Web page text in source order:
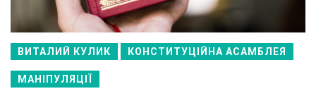
ВИТАЛИЙ КУЛИК КОНСТИТУЦІЙНА АСАМБЛЕЯ
МАНІПУЛЯЦІЇ